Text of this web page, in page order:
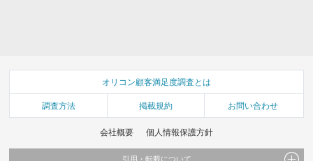
オリコン顧客満足度調査とは
調査方法 掲載規約 お問い合わせ
会社概要 個人情報保護方針
引用・転載について